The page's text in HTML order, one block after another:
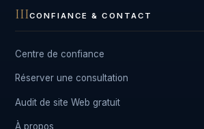
IIICONFIANCE & CONTACT
Centre de confiance
Réserver une consultation
Audit de site Web gratuit
À propos